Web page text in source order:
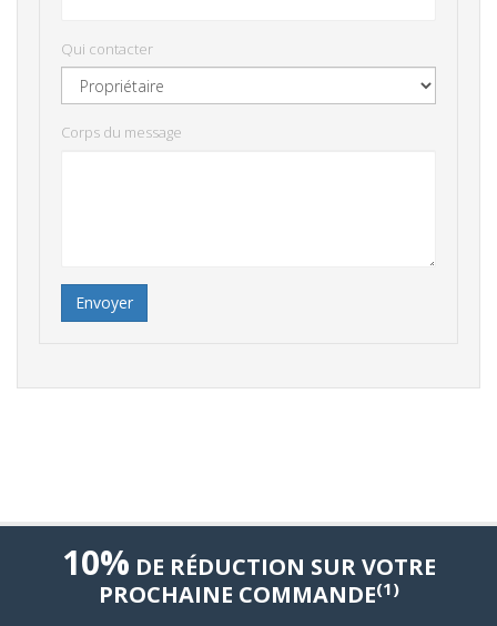
Qui contacter
Corps du message
Envoyer
10% DE RÉDUCTION SUR VOTRE
PROCHAINE COMMANDE(1)